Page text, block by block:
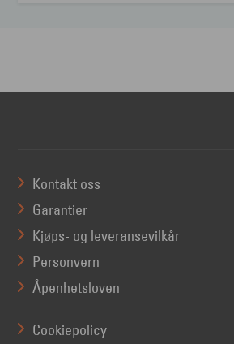
Kontakt oss
Garantier
Kjøps- og leveransevilkår
Personvern
Åpenhetsloven
Cookiepolicy